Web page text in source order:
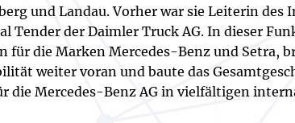
und Landau. Vorher war sie Leiterin
Tender der Daimler Truck AG. In dieser
für die Marken Mercedes-Benz und Setra,
weiter voran und baute das
die Mercedes-Benz AG in vielfältigen